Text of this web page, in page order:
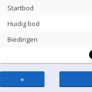
Startbod
Huidig bod
Biedingen
«